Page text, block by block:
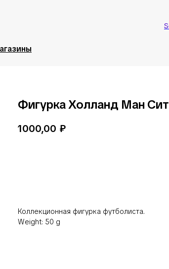
Фигурка Холланд Ман
1000,00 ₽
Коллекционная фигурка футболиста.
Weight: 50 g